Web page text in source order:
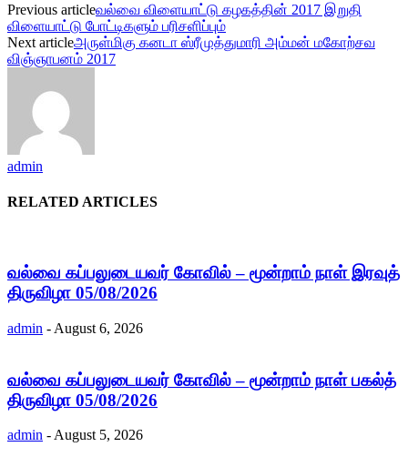
Previous articleவல்வை விளையாட்டு கழகத்தின் 2017 இறுதி
விளையாட்டு போட்டிகளும் பரிசளிப்பும்
Next articleஅருள்மிகு கனடா ஸ்ரீமுத்துமாரி அம்மன் மகோற்சவ
விஞ்ஞாபனம் 2017
admin
RELATED ARTICLES
வல்வை கப்பலுடையவர் கோவில் – மூன்றாம் நாள் இரவுத்
திருவிழா 05/08/2026
admin - August 6, 2026
வல்வை கப்பலுடையவர் கோவில் – மூன்றாம் நாள் பகல்த்
திருவிழா 05/08/2026
admin - August 5, 2026